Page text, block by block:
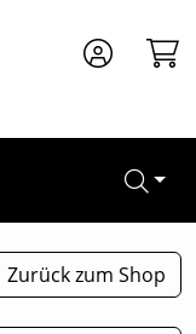
Zurück zum Shop